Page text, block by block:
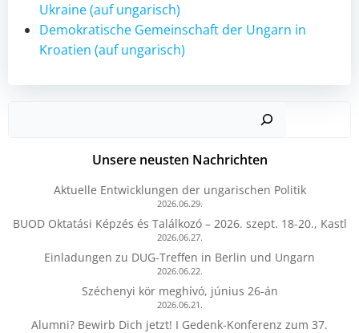
Ukraine (auf ungarisch)
Demokratische Gemeinschaft der Ungarn in
Kroatien (auf ungarisch)
Unsere neusten Nachrichten
Aktuelle Entwicklungen der ungarischen Politik
2026.06.29.
BUOD Oktatási Képzés és Találkozó – 2026. szept. 18-20., Kastl
2026.06.27.
Einladungen zu DUG-Treffen in Berlin und Ungarn
2026.06.22.
Széchenyi kör meghívó, június 26-án
2026.06.21.
Alumni? Bewirb Dich jetzt! I Gedenk-Konferenz zum 37.